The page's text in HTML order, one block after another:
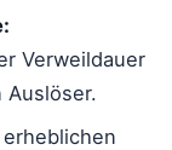
Verweildauer